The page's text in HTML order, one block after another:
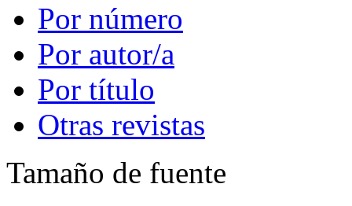
Por número
Por autor/a
Por título
Otras revistas
Tamaño de fuente